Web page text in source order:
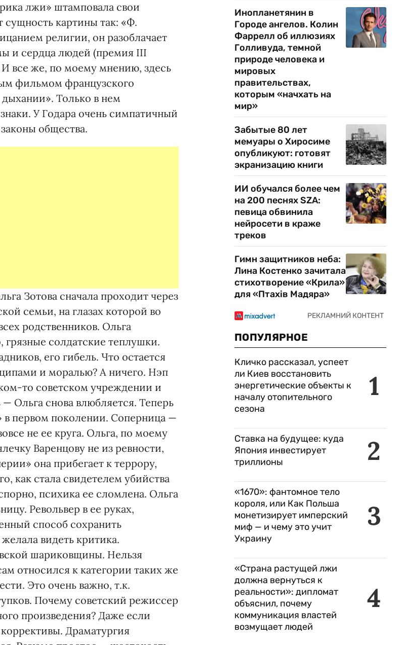
лжи» штамповала свои
сущность картины так: «Ф.
религии, он разоблачает
и сердца людей (премия III
все же, по моему мнению, здесь
фильмом французского
Только в нем
У Годара очень симпатичный
общества.
Зотова сначала проходит через
семьи, на глазах которой во
родственников. Ольга
солдатские теплушки.
его гибель. Что остается
и моралью? А ничего. Нэп
то советском учреждении и
Ольга снова влюбляется. Теперь
в первом поколении. Соперница —
не ее круга. Ольга, по моему
Варенцову не из ревности,
она прибегает к террору,
как стала свидетелем убийства
психика ее сломлена. Ольга
Револьвер в ее руках,
способ сохранить
видеть критика.
шариковщины. Нельзя
относился к категории таких же
Это очень важно, т.к.
Почему советский режиссер
произведения? Даже если
Драматургия
Инопланетянин в
Городе ангелов. Колин
Фаррелл об иллюзиях
Голливуда, темной
природе человека и
мировых
правительствах,
которым «начхать на
мир»
Забытые 80 лет
мемуары о Хиросиме
опубликуют: готовят
экранизацию книги
ИИ обучался более чем
на 200 песнях SZA:
певица обвинила
нейросети в краже
треков
Гимн защитников неба:
Лина Костенко зачитала
стихотворение «Крила»
для «Птахів Мадяра»
ПОПУЛЯРНОЕ
1
Кличко рассказал, успеет
ли Киев восстановить
энергетические объекты к
началу отопительного
сезона
2
Ставка на будущее: куда
Япония инвестирует
триллионы
3
«1670»: фантомное тело
короля, или Как Польша
монетизирует имперский
миф — и чему это учит
Украину
4
«Страна растущей лжи
должна вернуться к
реальности»: дипломат
объяснил, почему
коммуникация властей
возмущает людей